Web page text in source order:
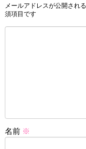
メールアドレスが公開され
須項目です
名前 ※